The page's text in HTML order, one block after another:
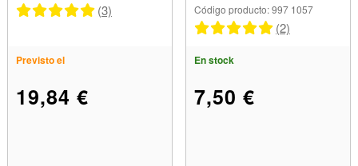
(3)
Previsto el
19,84 €
Código producto: 997 1057
(2)
En stock
7,50 €